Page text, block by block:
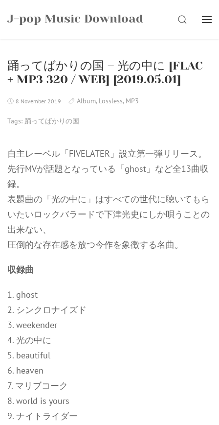
J-pop Music Download SEARCH
踊ってばかりの国 – 光の中に [FLAC
+ MP3 320 / WEB] [2019.05.01]
8 November 2019 Album, Lossless, MP3
Tags: 踊ってばかりの国
自主レーベル「FIVELATER」設立第一弾リリース。
先行MVが話題となっている「ghost」など全13曲収
録。
表題曲の「光の中に」はすべての世代に聴いてもら
いたいロックバラードで下津光史にしか唄うことの
出来ない、
圧倒的な存在感を放つ今作を象徴する名曲。
収録曲
1. ghost
2. シンクロナイズド
3. weekender
4. 光の中に
5. beautiful
6. heaven
7. マリブコーク
8. world is yours
9. ナイトライダー